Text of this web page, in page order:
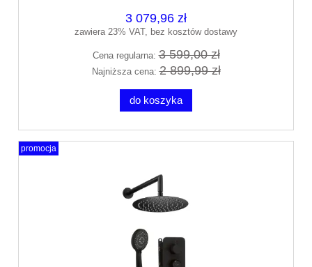
3 079,96 zł
zawiera 23% VAT, bez kosztów dostawy
Cena regularna:3 599,00 zł
Najniższa cena:2 899,99 zł
do koszyka
promocja